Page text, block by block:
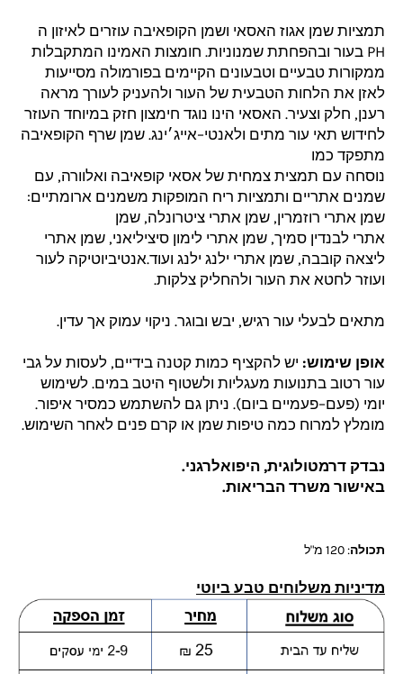
תמציות שמן אגוז האסאי ושמן הקופאיבה עוזרים לאיזון ה
PH בעור ובהפחתת שמנוניות. חומצות האמינו
המתקבלות
ממקורות טבעיים וטבעונים הקיימים בפורמולה מסייעות
לאזן את הלחות הטבעית של העור ולהעניק לעורך מראה
רענן, חלק וצעיר. האסאי הינו נוגד חימצון חזק במיוחד העוזר
לחידוש תאי עור מתים ולאנטי–אייג׳ינג. שמן שרף הקופאיבה
מתפקד כמו
נוסחה עם תמצית צמחית של אסאי קופאיבה ואלוורה, עם
שמנים אתריים ותמציות ריח המופקות משמנים ארומתיים:
שמן אתרי רוזמרין, שמן אתרי ציטרונלה, שמן
אתרי לבנדין סמיך, שמן אתרי לימון סיציליאני, שמן אתרי
ליצאה קובבה, שמן אתרי ילנג ילנג ועוד.אנטיביוטיקה לעור
ועוזר לחטא את העור ולהחליק צלקות.
מתאים לבעלי עור רגיש, יבש ובוגר. ניקוי עמוק אך עדין.
אופן שימוש: יש להקציף כמות קטנה בידיים, לעסות על גבי
עור רטוב בתנועות מעגליות ולשטוף היטב במים. לשימוש
יומי (פעם–פעמיים ביום). ניתן גם להשתמש כמסיר איפור.
מומלץ למרוח כמה טיפות שמן או קרם פנים לאחר השימוש.
נבדק דרמטולוגית, היפואלרגני.
באישור משרד הבריאות.
תכולה: 120 מ"ל
מדיניות משלוחים טבע ביוטי